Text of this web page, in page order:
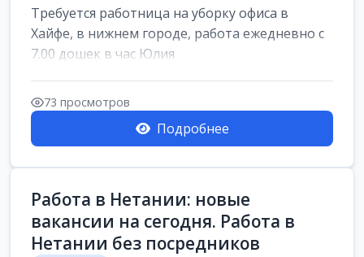
Требуется работница на уборку офиса в
Хайфе, в нижнем городе, работа ежедневно с
7.00 дошек в час Юлия
73 просмотров
Подробнее
Работа в Нетании: новые
вакансии на сегодня. Работа в
Нетании без посредников